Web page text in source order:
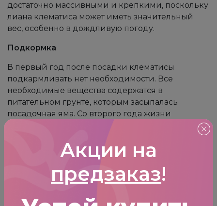
Акции на
предзаказ!
достаточно массивными и крепкими, поскольку
лиана клематиса может иметь значительный
вес, особенно в дождливую погоду.
Подкормка
В первый год после посадки клематисы
подкармливать нет необходимости. Все
необходимые вещества содержатся в
питательном грунте, которым засыпалась
посадочная яма. Со второго года жизни
подкормка клематисов в открытом грунте может
производиться несколько раз за сезон. Ранней
весной вносятся азотсодержащие удобрения,
стимулирующие быстрый рост побегов
растения и усиленный набор им зеленой массы.
В период созревания бутонов кусты клематисов